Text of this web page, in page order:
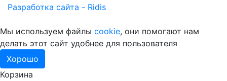
Разработка сайта - Ridis
Мы используем файлы cookie, они помогают нам
делать этот сайт удобнее для пользователя
Хорошо
Корзина